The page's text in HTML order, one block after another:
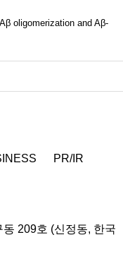
oligomerization and Aβ-
PR/IR
209호 (신정동, 한국